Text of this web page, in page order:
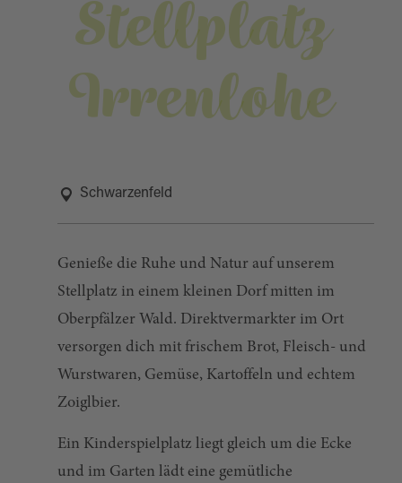
Stellplatz
Irrenlohe
Schwarzenfeld
Genieße die Ruhe und Natur auf unserem
Stellplatz in einem kleinen Dorf mitten im
Oberpfälzer Wald. Direktvermarkter im Ort
versorgen dich mit frischem Brot, Fleisch- und
Wurstwaren, Gemüse, Kartoffeln und echtem
Zoiglbier.
Ein Kinderspielplatz liegt gleich um die Ecke
und im Garten lädt eine gemütliche